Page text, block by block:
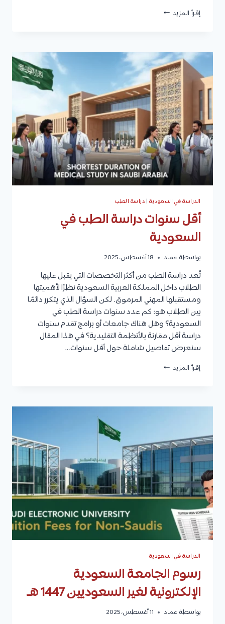
إقرأ المزيد أرخص
السعودية
الدراسة في السعودية| دراسة الطب
أقل سنوات دراسة الطب في
السعودية
بواسطة عماد 18 أغسطس، 2025
تُعد دراسة الطب من أكثر التخصصات التي يقبل عليها
الطلاب داخل المملكة العربية السعودية نظرًا لأهميتها
ومستقبلها المهني المرموق. لكن السؤال الذي يتكرر دائمًا
بين الطلاب هو: كم عدد سنوات دراسة الطب في
السعودية؟ وهل هناك جامعات أو برامج تقدم سنوات
دراسة أقل مقارنة بالأنظمة التقليدية؟ في هذا المقال
سنعرض تفاصيل شاملة حول أقل سنوات…
إقرأ المزيد أقل
في
الدراسة في السعودية
رسوم الجامعة السعودية
الإلكترونية لغير السعوديين 1447 هـ
بواسطة عماد 11 أغسطس، 2025